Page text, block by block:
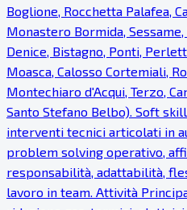
Boglione, Rocchetta Palafea,
Monastero Bormida,
Denice, Bistagno, Ponti,
Moasca, Calosso Cortemiali,
Montechiaro d'Acqui, Terzo,
Santo Stefano Belbo). Soft
interventi tecnici articolati in
problem solving operativo,
responsabilità, adattabilità,
lavoro in team. Attività